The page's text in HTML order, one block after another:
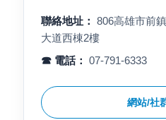
聯絡地址： 806高雄市前
大道西棟2樓
☎ 電話： 07-791-6333
網站/社